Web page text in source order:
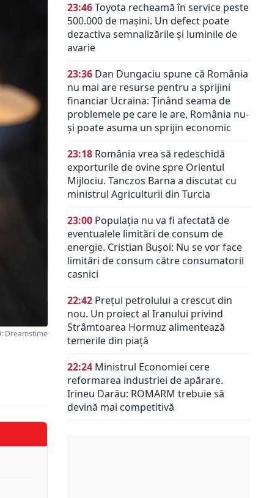
Dreamstime
23:46Toyota recheamă în service peste
500.000 de mașini. Un defect poate
dezactiva semnalizările și luminile de
avarie
23:36 Dan Dungaciu spune că România
nu mai are resurse pentru a sprijini
financiar Ucraina: Ținând seama de
problemele pe care le are, România nu-
și poate asuma un sprijin economic
23:18 România vrea să redeschidă
exporturile de ovine spre Orientul
Mijlociu. Tanczos Barna a discutat cu
ministrul Agriculturii din Turcia
23:00 Populația nu va fi afectată de
eventualele limitări de consum de
energie. Cristian Bușoi: Nu se vor face
limitări de consum către consumatorii
casnici
22:42 Prețul petrolului a crescut din
nou. Un proiect al Iranului privind
Strâmtoarea Hormuz alimentează
temerile din piață
22:24 Ministrul Economiei cere
reformarea industriei de apărare.
Irineu Darău: ROMARM trebuie să
devină mai competitivă